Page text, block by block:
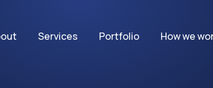
Services Portfolio How we